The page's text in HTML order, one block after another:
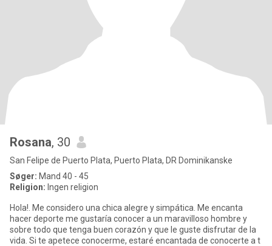
Rosana, 30
San Felipe de Puerto Plata, Puerto Plata, DR Dominikanske
Søger: Mand 40 - 45
Religion: Ingen religion
Hola!. Me considero una chica alegre y simpática. Me encanta
hacer deporte me gustaría conocer a un maravilloso hombre y
sobre todo que tenga buen corazón y que le guste disfrutar de la
vida. Si te apetece conocerme, estaré encantada de conocerte a t